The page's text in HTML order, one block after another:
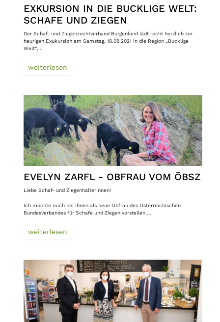
EXKURSION IN DIE BUCKLIGE WELT:
SCHAFE UND ZIEGEN
Der Schaf- und Ziegenzuchtverband Burgenland lädt recht herzlich zur
heurigen Exukursion am Samstag, 18.09.2021 in die Region „Bucklige
Welt“,…
weiterlesen
EVELYN ZARFL - OBFRAU VOM ÖBSZ
Liebe Schaf- und ZiegenhalterInnen!
Ich möchte mich bei Ihnen als neue Obfrau des Österreichischen
Bundesverbandes für Schafe und Ziegen vorstellen.…
weiterlesen